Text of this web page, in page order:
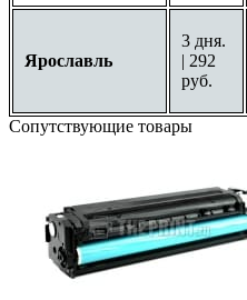
Ярославль
3 дня.
| 292
руб.
Сопутствующие товары